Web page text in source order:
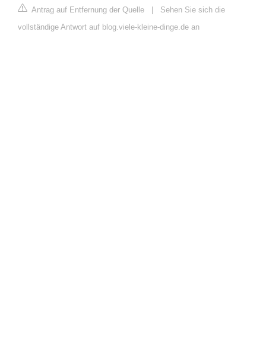
Antrag auf Entfernung der Quelle | Sehen Sie sich die
vollständige Antwort auf blog.viele-kleine-dinge.de an